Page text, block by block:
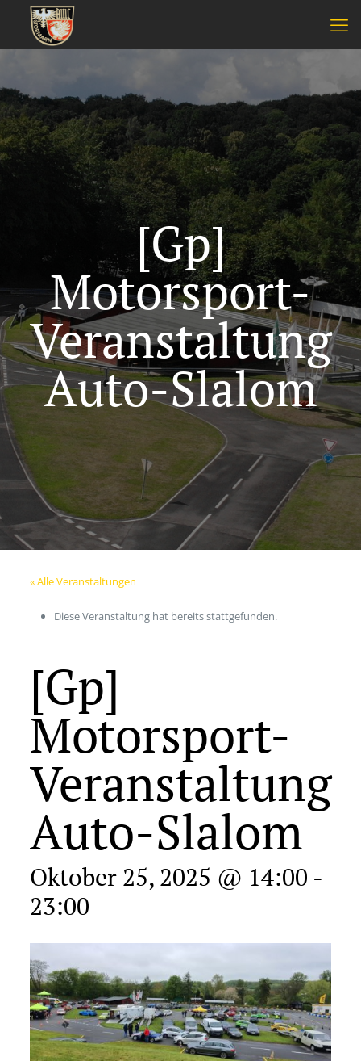
[Gp]
Motorsport-
Veranstaltung
Auto-Slalom
« Alle Veranstaltungen
Diese Veranstaltung hat bereits stattgefunden.
[Gp]
Motorsport-
Veranstaltung
Auto-Slalom
Oktober 25, 2025 @ 14:00 -
23:00